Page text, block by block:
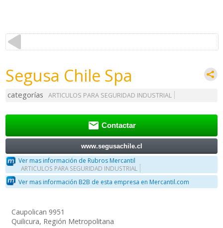
Segusa Chile Spa
categorías ARTICULOS PARA SEGURIDAD INDUSTRIAL
 Contactar
www.segusachile.cl
Ver mas información de Rubros Mercantil
ARTICULOS PARA SEGURIDAD INDUSTRIAL
Ver mas información B2B de esta empresa en Mercantil.com
Caupolican 9951
Quilicura, Región Metropolitana